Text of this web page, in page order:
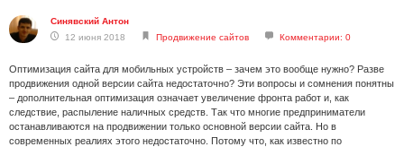
Синявский Антон
12 июня 2018
Продвижение сайтов Комментарии: 0
Оптимизация сайта для мобильных устройств – зачем это вообще нужно? Разве
продвижения одной версии сайта недостаточно? Эти вопросы и сомнения понятны
– дополнительная оптимизация означает увеличение фронта работ и, как
следствие, распыление наличных средств. Так что многие предприниматели
останавливаются на продвижении только основной версии сайта. Но в
современных реалиях этого недостаточно. Потому что, как известно по